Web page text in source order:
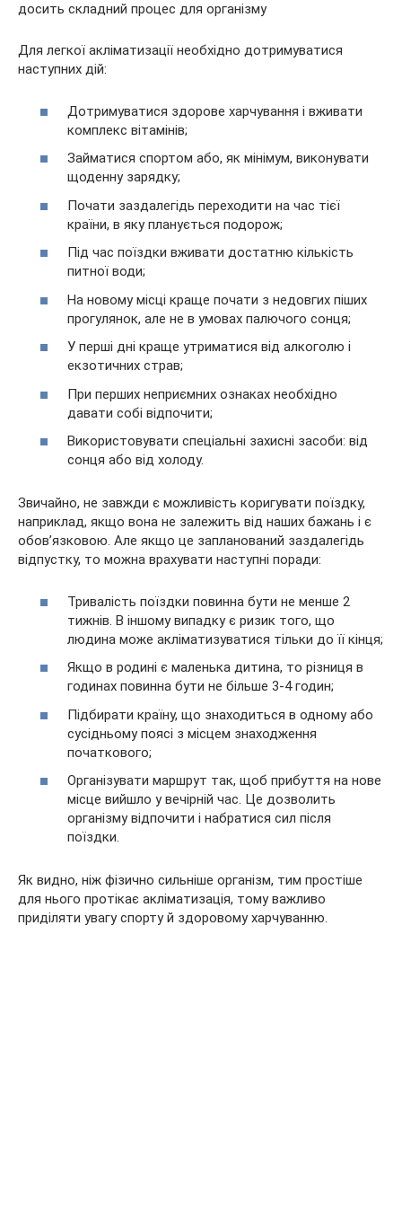
досить складний процес для організму
Для легкої акліматизації необхідно дотримуватися
наступних дій:
Дотримуватися здорове харчування і вживати
комплекс вітамінів;
Займатися спортом або, як мінімум, виконувати
щоденну зарядку;
Почати заздалегідь переходити на час тієї
країни, в яку планується подорож;
Під час поїздки вживати достатню кількість
питної води;
На новому місці краще почати з недовгих піших
прогулянок, але не в умовах палючого сонця;
У перші дні краще утриматися від алкоголю і
екзотичних страв;
При перших неприємних ознаках необхідно
давати собі відпочити;
Використовувати спеціальні захисні засоби: від
сонця або від холоду.
Звичайно, не завжди є можливість коригувати поїздку,
наприклад, якщо вона не залежить від наших бажань і є
обов’язковою. Але якщо це запланований заздалегідь
відпустку, то можна врахувати наступні поради:
Тривалість поїздки повинна бути не менше 2
тижнів. В іншому випадку є ризик того, що
людина може акліматизуватися тільки до її кінця;
Якщо в родині є маленька дитина, то різниця в
годинах повинна бути не більше 3-4 годин;
Підбирати країну, що знаходиться в одному або
сусідньому поясі з місцем знаходження
початкового;
Організувати маршрут так, щоб прибуття на нове
місце вийшло у вечірній час. Це дозволить
організму відпочити і набратися сил після
поїздки.
Як видно, ніж фізично сильніше організм, тим простіше
для нього протікає акліматизація, тому важливо
приділяти увагу спорту й здоровому харчуванню.